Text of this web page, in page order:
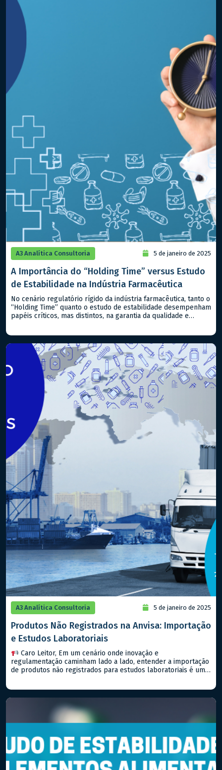
A3 Analítica Consultoria 5 de janeiro de 2025
A Importância do “Holding Time” versus Estudo
de Estabilidade na Indústria Farmacêutica
No cenário regulatório rígido da indústria farmacêutica, tanto o
“Holding Time” quanto o estudo de estabilidade desempenham
papéis críticos, mas distintos, na garantia da qualidade e
regulatórios nacionais e internacionais. – Estudo de
Estabilidade: Este […]
A3 Analítica Consultoria 5 de janeiro de 2025
Produtos Não Registrados na Anvisa: Importação
e Estudos Laboratoriais
Caro Leitor, Em um cenário onde inovação e
regulamentação caminham lado a lado, entender a importação
de produtos não registrados para estudos laboratoriais é um
atualizações) da […]